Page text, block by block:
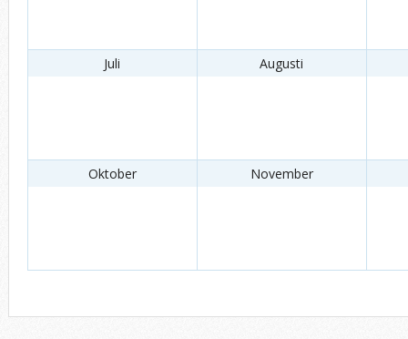
Juli Augusti
Oktober November